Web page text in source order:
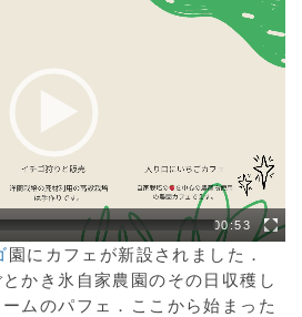
00:53
園にカフェが新設されました．
かき氷自家農園のその日収穫し
ムのパフェ．ここから始まった